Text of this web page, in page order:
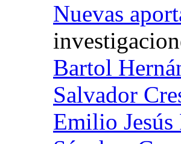
Nuevas
Bartol
Salvador
Emilio